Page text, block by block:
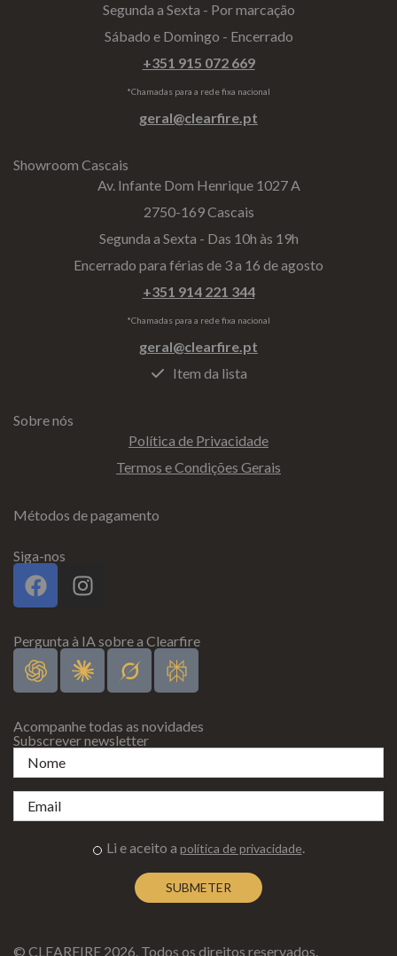
Segunda a Sexta - Por marcação
Sábado e Domingo - Encerrado
+351 915 072 669
*Chamadas para a rede fixa nacional
geral@clearfire.pt
Showroom Cascais
Av. Infante Dom Henrique 1027 A
2750-169 Cascais
Segunda a Sexta - Das 10h às 19h
Encerrado para férias de 3 a 16 de agosto
+351 914 221 344
*Chamadas para a rede fixa nacional
geral@clearfire.pt
Item da lista
Sobre nós
Política de Privacidade
Termos e Condições Gerais
Métodos de pagamento
Siga-nos
Pergunta à IA sobre a Clearfire
Acompanhe todas as novidades
Subscrever newsletter
Li e aceito a política de privacidade.
© CLEARFIRE 2026. Todos os direitos reservados.